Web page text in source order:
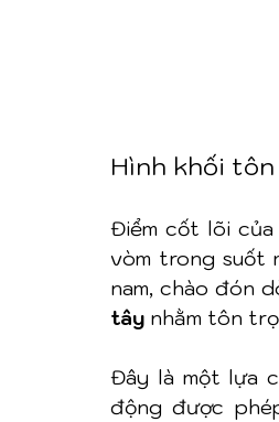
Hình khối
Điểm cốt lõi của
vòm trong suốt
nam, chào đón
tây nhằm tôn
Đây là một lựa
động được